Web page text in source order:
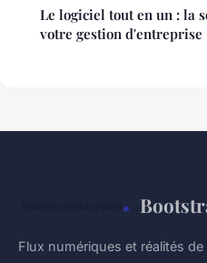
Le logiciel tout en un : la
votre gestion d'entreprise
Flux numériques et réalités de